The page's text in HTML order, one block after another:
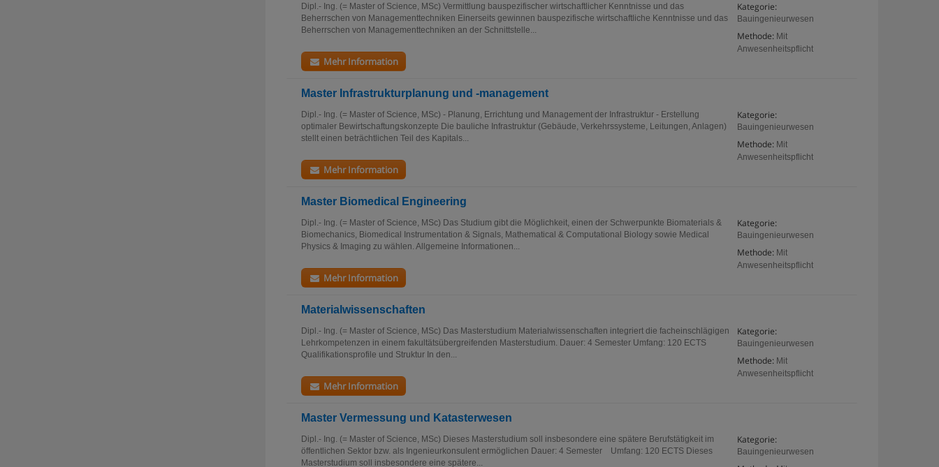
Kategorie:
Bauingenieurwesen
Methode: Mit
Anwesenheitspflicht
Dipl.- Ing. (= Master of Science, MSc) Vermittlung bauspezifischer wirtschaftlicher Kenntnisse und das
Beherrschen von Managementtechniken Einerseits gewinnen bauspezifische wirtschaftliche Kenntnisse und das
Beherrschen von Managementtechniken an der Schnittstelle...
Mehr Information
Master Infrastrukturplanung und -management
Kategorie:
Bauingenieurwesen
Methode: Mit
Anwesenheitspflicht
Dipl.- Ing. (= Master of Science, MSc) - Planung, Errichtung und Management der Infrastruktur - Erstellung
optimaler Bewirtschaftungskonzepte Die bauliche Infrastruktur (Gebäude, Verkehrssysteme, Leitungen, Anlagen)
stellt einen beträchtlichen Teil des Kapitals...
Mehr Information
Master Biomedical Engineering
Kategorie:
Bauingenieurwesen
Methode: Mit
Anwesenheitspflicht
Dipl.- Ing. (= Master of Science, MSc) Das Studium gibt die Möglichkeit, einen der Schwerpunkte Biomaterials &
Biomechanics, Biomedical Instrumentation & Signals, Mathematical & Computational Biology sowie Medical
Physics & Imaging zu wählen. Allgemeine Informationen...
Mehr Information
Materialwissenschaften
Kategorie:
Bauingenieurwesen
Methode: Mit
Anwesenheitspflicht
Dipl.- Ing. (= Master of Science, MSc) Das Masterstudium Materialwissenschaften integriert die facheinschlägigen
Lehrkompetenzen in einem fakultätsübergreifenden Masterstudium. Dauer: 4 Semester Umfang: 120 ECTS
Qualifikationsprofile und Struktur In den...
Mehr Information
Master Vermessung und Katasterwesen
Kategorie:
Bauingenieurwesen
Dipl.- Ing. (= Master of Science, MSc) Dieses Masterstudium soll insbesondere eine spätere Berufstätigkeit im
öffentlichen Sektor bzw. als Ingenieurkonsulent ermöglichen Dauer: 4 Semester Umfang: 120 ECTS Dieses
Masterstudium soll insbesondere eine spätere...